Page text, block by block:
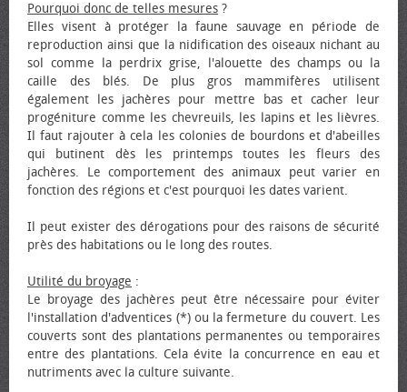
Pourquoi donc de telles mesures ?
Elles visent à protéger la faune sauvage en période de
reproduction ainsi que la nidification des oiseaux nichant au
sol comme la perdrix grise, l'alouette des champs ou la
caille des blés. De plus gros mammifères utilisent
également les jachères pour mettre bas et cacher leur
progéniture comme les chevreuils, les lapins et les lièvres.
Il faut rajouter à cela les colonies de bourdons et d'abeilles
qui butinent dès les printemps toutes les fleurs des
jachères. Le comportement des animaux peut varier en
fonction des régions et c'est pourquoi les dates varient.
Il peut exister des dérogations pour des raisons de sécurité
près des habitations ou le long des routes.
Utilité du broyage :
Le broyage des jachères peut être nécessaire pour éviter
l'installation d'adventices (*) ou la fermeture du couvert. Les
couverts sont des plantations permanentes ou temporaires
entre des plantations. Cela évite la concurrence en eau et
nutriments avec la culture suivante.